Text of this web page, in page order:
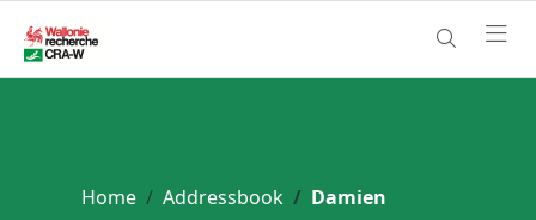
Home Addressbook Damien